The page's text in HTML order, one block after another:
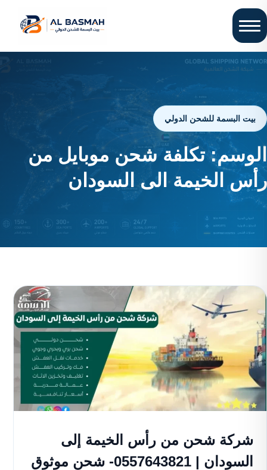
بيت البسمة للشحن الدولي
الوسم:تكلفة شحن موبايل من
رأس الخيمة الى السودان
شركة شحن من رأس الخيمة إلى
السودان | 0557643821- شحن موثوق